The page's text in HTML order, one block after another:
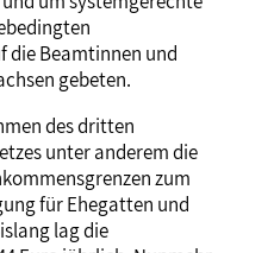
die Beamtinnen und
gebeten.
des dritten
unter anderem die
zum
für Ehegatten und
lag die